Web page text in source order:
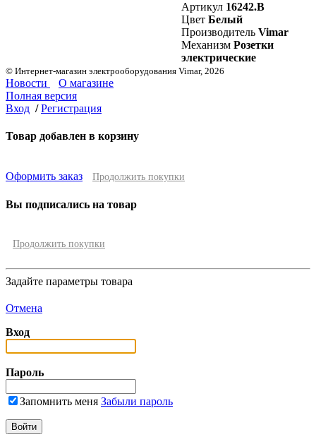
Артикул 16242.B
Цвет Белый
Производитель Vimar
Механизм Розетки
электрические
© Интернет-магазин электрооборудования Vimar, 2026
Новости
О магазине
Полная версия
Вход / Регистрация
Товар добавлен в корзину
Оформить заказ Продолжить покупки
Вы подписались на товар
Продолжить покупки
Задайте параметры товара
Отмена
Вход
Пароль
Запомнить меня Забыли пароль